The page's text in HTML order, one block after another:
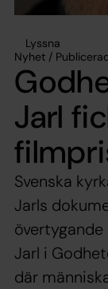
Lyssna
Nyhet /
Jarl
Svenska
Jarls
Jarl i
där